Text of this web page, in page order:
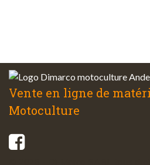
Vente en ligne de
Motoculture